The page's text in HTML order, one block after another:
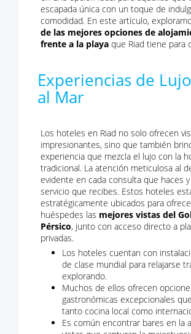
escapada única con un toque de
comodidad. En este artículo,
de las mejores opciones de
frente a la playa que Riad tiene para
Experiencias de
al Mar
Los hoteles en Riad no solo ofrecen
impresionantes, sino que también
experiencia que mezcla el lujo con la
tradicional. La atención meticulosa al
evidente en cada consulta que haces
servicio que recibes. Estos hoteles
estratégicamente ubicados para
huéspedes las mejores vistas del
Pérsico, junto con acceso directo a
privadas.
Los hoteles cuentan con
de clase mundial para relajarse
explorando.
Muchos de ellos ofrecen
gastronómicas excepcionales
tanto cocina local como
Es común encontrar bares en la